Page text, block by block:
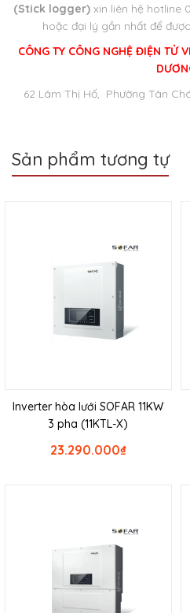
(Stick logger) xin liên hệ hotline
hoặc đại lý gần nhất để
CÔNG TY CÔNG NGHỆ ĐIỆN TỬ
62 Lâm Thị Hố, Phường Tân
Sản phẩm tương tự
Inverter hòa lưới SOFAR 11KW
3 pha (11KTL-X)
₫
23.290.000